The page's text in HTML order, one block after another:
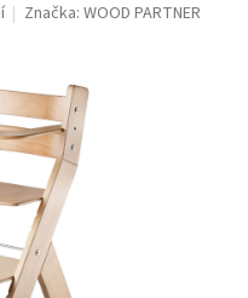
Značka:WOOD PARTNER